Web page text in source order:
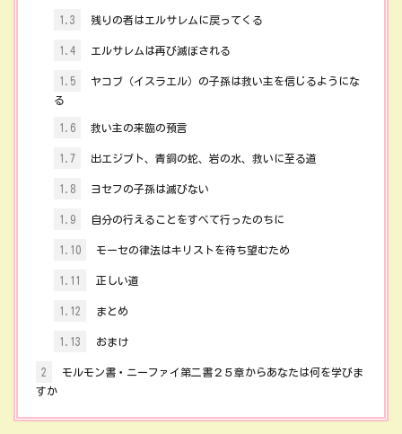
1.3 残りの者はエルサレムに戻ってくる
1.4 エルサレムは再び滅ぼされる
1.5
ヤコブ（イスラエル）の子孫は救い主を信じるようにな
る
1.6 救い主の来臨の預言
1.7 出エジプト、青銅の蛇、岩の水、救いに至る道
1.8 ヨセフの子孫は滅びない
1.9 自分の行えることをすべて行ったのちに
1.10 モーセの律法はキリストを待ち望むため
1.11 正しい道
1.12 まとめ
1.13 おまけ
2
モルモン書・ニーファイ第二書２５章からあなたは何を学びま
すか